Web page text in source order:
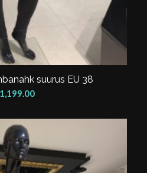
suurus EU 38
1,199.00